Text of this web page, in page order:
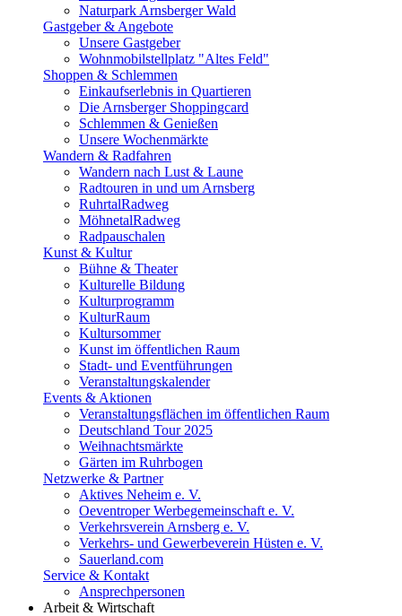
Naturpark Arnsberger Wald
Gastgeber & Angebote
Unsere Gastgeber
Wohnmobilstellplatz "Altes Feld"
Shoppen & Schlemmen
Einkaufserlebnis in Quartieren
Die Arnsberger Shoppingcard
Schlemmen & Genießen
Unsere Wochenmärkte
Wandern & Radfahren
Wandern nach Lust & Laune
Radtouren in und um Arnsberg
RuhrtalRadweg
MöhnetalRadweg
Radpauschalen
Kunst & Kultur
Bühne & Theater
Kulturelle Bildung
Kulturprogramm
KulturRaum
Kultursommer
Kunst im öffentlichen Raum
Stadt- und Eventführungen
Veranstaltungskalender
Events & Aktionen
Veranstaltungsflächen im öffentlichen Raum
Deutschland Tour 2025
Weihnachtsmärkte
Gärten im Ruhrbogen
Netzwerke & Partner
Aktives Neheim e. V.
Oeventroper Werbegemeinschaft e. V.
Verkehrsverein Arnsberg e. V.
Verkehrs- und Gewerbeverein Hüsten e. V.
Sauerland.com
Service & Kontakt
Ansprechpersonen
Arbeit & Wirtschaft